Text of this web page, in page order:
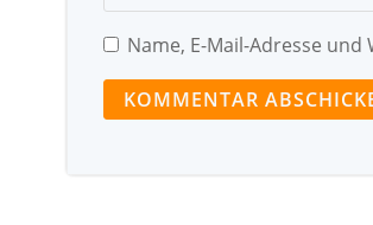
Name, E-Mail-Adresse